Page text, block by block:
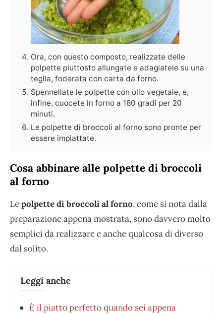
Ora, con questo composto, realizzate delle
polpette piuttosto allungate e adagiatele su una
teglia, foderata con carta da forno.
Spennellate le polpette con olio vegetale, e,
infine, cuocete in forno a 180 gradi per 20
minuti.
Le polpette di broccoli al forno sono pronte per
essere impiattate.
Cosa abbinare alle polpette di broccoli
al forno
Lepolpette di broccoli al forno, come si nota dalla
preparazione appena mostrata, sono davvero molto
semplici da realizzare e anche qualcosa di diverso
dal solito.
Leggi anche
È il piatto perfetto quando sei appena